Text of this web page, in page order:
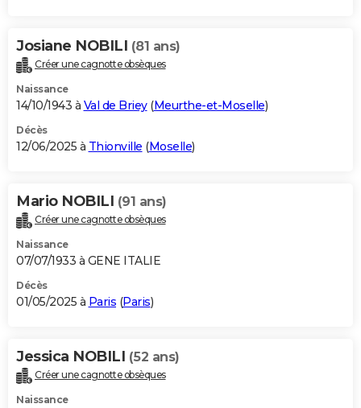
Josiane NOBILI (81 ans)
Créer une cagnotte obsèques
Naissance
14/10/1943 à Val de Briey(Meurthe-et-Moselle)
Décès
12/06/2025 à Thionville (Moselle)
Mario NOBILI (91 ans)
Créer une cagnotte obsèques
Naissance
07/07/1933 à GENE ITALIE
Décès
01/05/2025 à Paris (Paris)
Jessica NOBILI (52 ans)
Créer une cagnotte obsèques
Naissance